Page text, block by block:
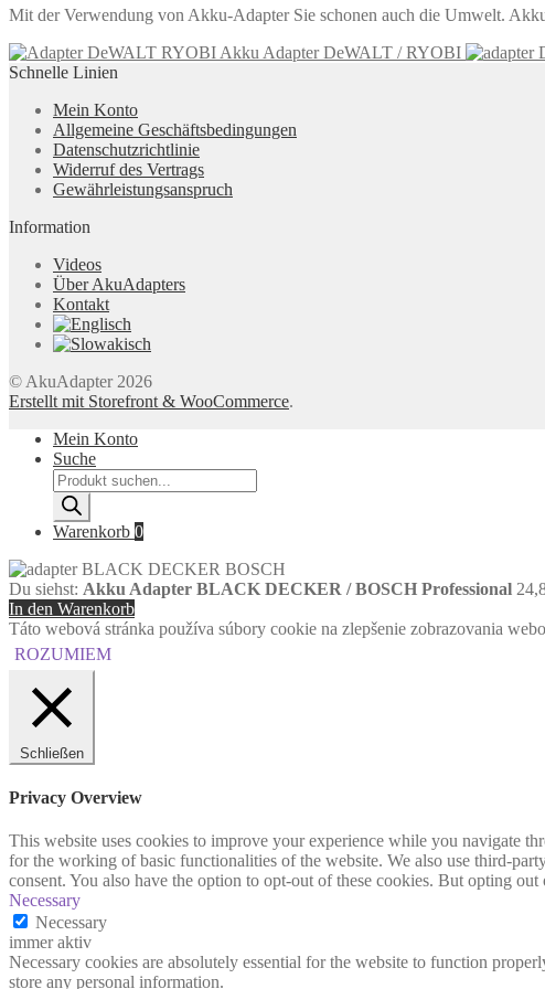
Mit der Verwendung von Akku-Adapter Sie schonen auch die Umwelt.
Akku Adapter DeWALT / RYOBI
Schnelle Linien
Mein Konto
Allgemeine Geschäftsbedingungen
Datenschutzrichtlinie
Widerruf des Vertrags
Gewährleistungsanspruch
Information
Videos
Über AkuAdapters
Kontakt
© AkuAdapter 2026
Erstellt mit Storefront & WooCommerce.
Mein Konto
Suche
Products
search
Warenkorb 0
Du siehst: Akku Adapter BLACK DECKER / BOSCH Professional
In den Warenkorb
Táto webová stránka používa súbory cookie na zlepšenie zobrazovania
ROZUMIEM
Schließen
Privacy Overview
This website uses cookies to improve your experience while you navigate
for the working of basic functionalities of the website. We also use third-
consent. You also have the option to opt-out of these cookies. But opting
Necessary
Necessary
immer aktiv
Necessary cookies are absolutely essential for the website to function
store any personal information.